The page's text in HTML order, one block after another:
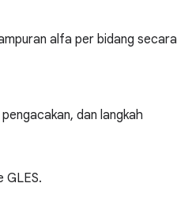
alfa per bidang secara
dan langkah
GLES.